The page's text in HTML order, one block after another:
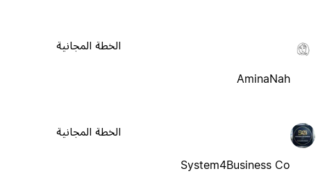
AminaNah
الخطة المجانية
System4Business Co
الخطة المجانية